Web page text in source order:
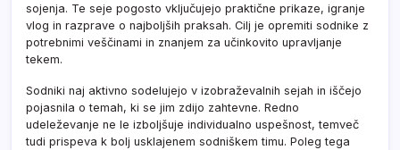
sojenja. Te seje pogosto vključujejo praktične prikaze, igranje
vlog in razprave o najboljših praksah. Cilj je opremiti sodnike z
potrebnimi veščinami in znanjem za učinkovito upravljanje
tekem.
Sodniki naj aktivno sodelujejo v izobraževalnih sejah in iščejo
pojasnila o temah, ki se jim zdijo zahtevne. Redno
udeleževanje ne le izboljšuje individualno uspešnost, temveč
tudi prispeva k bolj usklajenem sodniškem timu. Poleg tega